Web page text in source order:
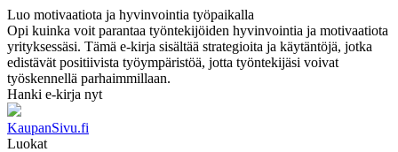
Luo motivaatiota ja hyvinvointia työpaikalla
Opi kuinka voit parantaa työntekijöiden hyvinvointia ja motivaatiota
yrityksessäsi. Tämä e-kirja sisältää strategioita ja käytäntöjä, jotka
edistävät positiivista työympäristöä, jotta työntekijäsi voivat
työskennellä parhaimmillaan.
Hanki e-kirja nyt
KaupanSivu.fi
Luokat